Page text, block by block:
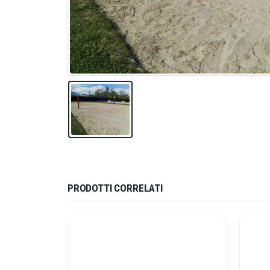
PRODOTTI CORRELATI